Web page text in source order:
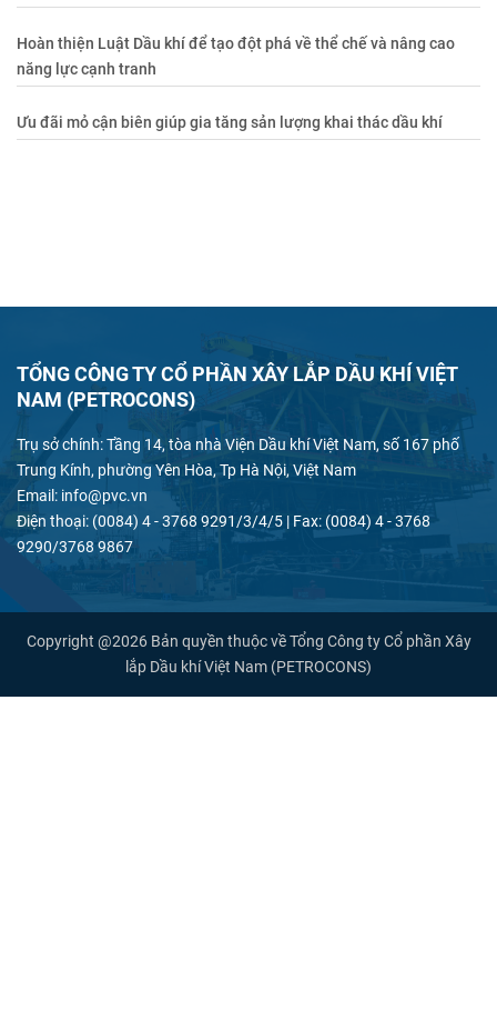
Hoàn thiện Luật Dầu khí để tạo đột phá về thể chế và nâng cao
năng lực cạnh tranh
Ưu đãi mỏ cận biên giúp gia tăng sản lượng khai thác dầu khí
TỔNG CÔNG TY CỔ PHẦN XÂY LẮP DẦU KHÍ VIỆT
NAM (PETROCONS)
Trụ sở chính: Tầng 14, tòa nhà Viện Dầu khí Việt Nam, số 167 phố
Trung Kính, phường Yên Hòa, Tp Hà Nội, Việt Nam
Email: info@pvc.vn
Điện thoại: (0084) 4 - 3768 9291/3/4/5 | Fax: (0084) 4 - 3768
9290/3768 9867
Copyright @2026 Bản quyền thuộc về Tổng Công ty Cổ phần Xây
lắp Dầu khí Việt Nam (PETROCONS)